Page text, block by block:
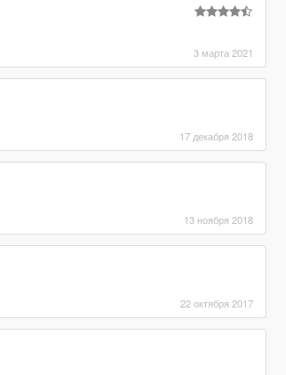
3 марта 2021
17 декабря 2018
13 ноября 2018
22 октября 2017